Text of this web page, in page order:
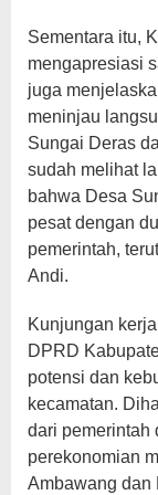
Sementara itu,
mengapresiasi
juga
meninjau
Sungai Deras
sudah melihat
bahwa Desa
pesat dengan
pemerintah,
Andi.
Kunjungan
DPRD
potensi dan
kecamatan.
dari pemerintah
perekonomian
Ambawang dan